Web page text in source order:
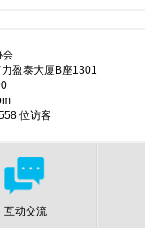
会
盈泰大厦B座1301
位访客
互动交流